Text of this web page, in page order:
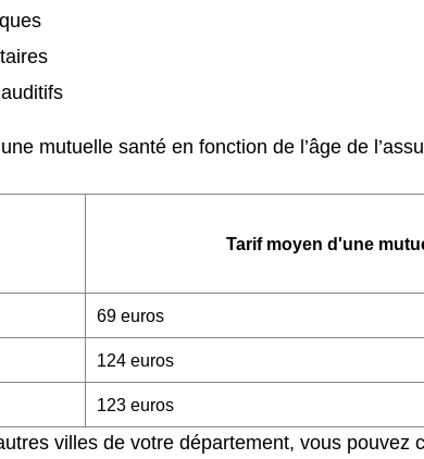
mutuelle santé en fonction de l’âge de
Tarif moyen d'une
69 euros
124 euros
123 euros
villes de votre département, vous pouvez